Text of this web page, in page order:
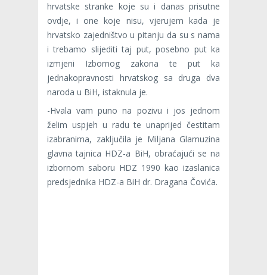
hrvatske stranke koje su i danas prisutne
ovdje, i one koje nisu, vjerujem kada je
hrvatsko zajedništvo u pitanju da su s nama
i trebamo slijediti taj put, posebno put ka
izmjeni Izbornog zakona te put ka
jednakopravnosti hrvatskog sa druga dva
naroda u BiH, istaknula je.
-Hvala vam puno na pozivu i jos jednom
želim uspjeh u radu te unaprijed čestitam
izabranima, zaključila je Miljana Glamuzina
glavna tajnica HDZ-a BiH, obraćajući se na
izbornom saboru HDZ 1990 kao izaslanica
predsjednika HDZ-a BiH dr. Dragana Čovića.